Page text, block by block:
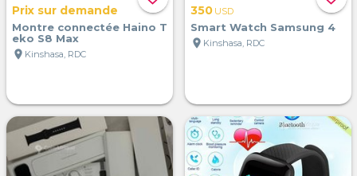
Prix sur demande
Montre connectée Haino T
eko S8 Max
location_on Kinshasa, RDC
350 USD
Smart Watch Samsung 4
location_on Kinshasa, RDC